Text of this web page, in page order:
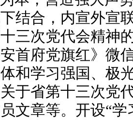
结合，内宣外宣
三次党代会精神
首府党旗红》微
和学习强国、极
于省第十三次党
文章等。开设“